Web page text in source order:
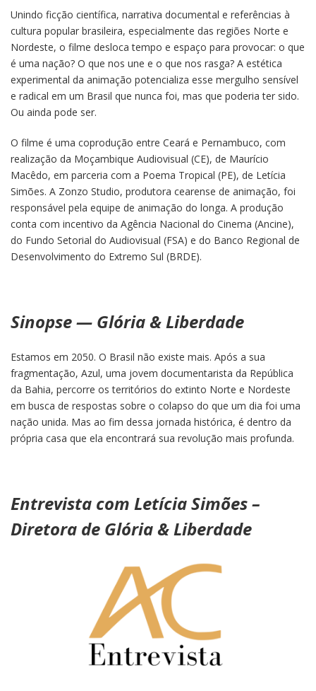
Unindo ficção científica, narrativa documental e referências à
cultura popular brasileira, especialmente das regiões Norte e
Nordeste, o filme desloca tempo e espaço para provocar: o que
é uma nação? O que nos une e o que nos rasga? A estética
experimental da animação potencializa esse mergulho sensível
e radical em um Brasil que nunca foi, mas que poderia ter sido.
Ou ainda pode ser.
O filme é uma coprodução entre Ceará e Pernambuco, com
realização da Moçambique Audiovisual (CE), de Maurício
Macêdo, em parceria com a Poema Tropical (PE), de Letícia
Simões. A Zonzo Studio, produtora cearense de animação, foi
responsável pela equipe de animação do longa. A produção
conta com incentivo da Agência Nacional do Cinema (Ancine),
do Fundo Setorial do Audiovisual (FSA) e do Banco Regional de
Desenvolvimento do Extremo Sul (BRDE).
Sinopse — Glória & Liberdade
Estamos em 2050. O Brasil não existe mais. Após a sua
fragmentação, Azul, uma jovem documentarista da República
da Bahia, percorre os territórios do extinto Norte e Nordeste
em busca de respostas sobre o colapso do que um dia foi uma
nação unida. Mas ao fim dessa jornada histórica, é dentro da
própria casa que ela encontrará sua revolução mais profunda.
Entrevista com Letícia Simões –
Diretora de Glória & Liberdade